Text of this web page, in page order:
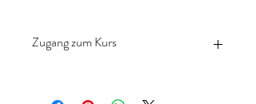
Zugang zum Kurs
in der Bestätigunsemail. Zusätzlich